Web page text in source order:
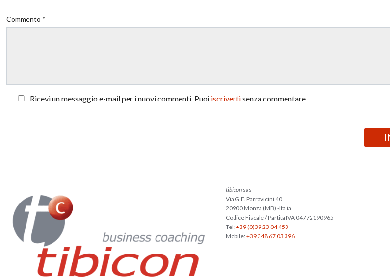
Commento *
Ricevi un messaggio e-mail per i nuovi commenti. Puoi iscrivertisenza commentare.
tibiconsas
Via G.F. Parravicini 40
20900 Monza (MB) -Italia
Codice Fiscale / Partita IVA 04772190965
Tel:+39 (0)39 23 04 453
Mobile:+39 348 67 03 396